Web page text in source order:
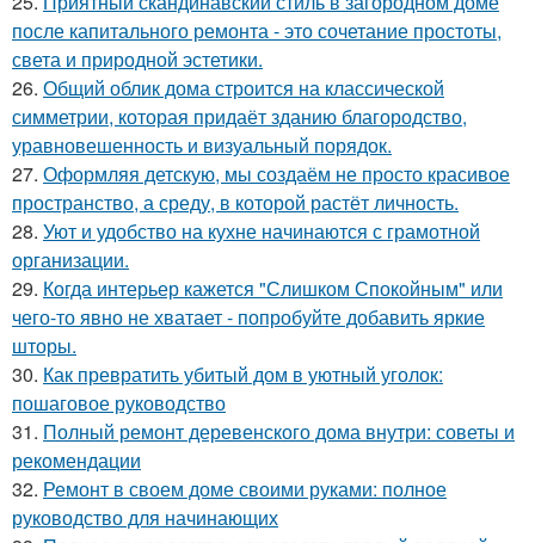
после капитального ремонта - это сочетание простоты,
света и природной эстетики.
26. Общий облик дома строится на классической
симметрии, которая придаёт зданию благородство,
уравновешенность и визуальный порядок.
27. Оформляя детскую, мы создаём не просто красивое
пространство, а среду, в которой растёт личность.
28. Уют и удобство на кухне начинаются с грамотной
организации.
29. Когда интерьер кажется "Слишком Спокойным" или
чего-то явно не хватает - попробуйте добавить яркие
шторы.
30. Как превратить убитый дом в уютный уголок:
пошаговое руководство
31. Полный ремонт деревенского дома внутри: советы и
рекомендации
32. Ремонт в своем доме своими руками: полное
руководство для начинающих